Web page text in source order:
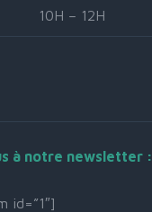
10H – 12H
à notre newsletter :
id=”1″]